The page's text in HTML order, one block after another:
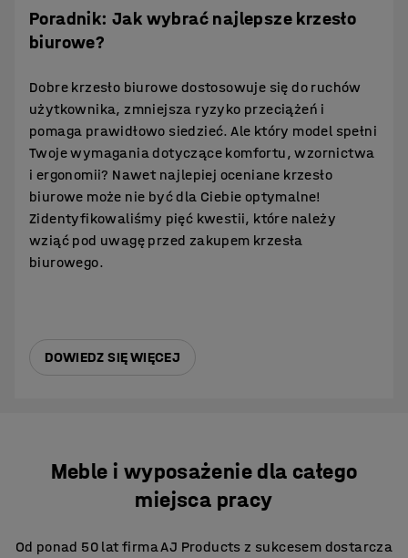
Poradnik: Jak wybrać najlepsze krzesło
biurowe?
Dobre krzesło biurowe dostosowuje się do ruchów
użytkownika, zmniejsza ryzyko przeciążeń i
pomaga prawidłowo siedzieć. Ale który model spełni
Twoje wymagania dotyczące komfortu, wzornictwa
i ergonomii? Nawet najlepiej oceniane krzesło
biurowe może nie być dla Ciebie optymalne!
Zidentyfikowaliśmy pięć kwestii, które należy
wziąć pod uwagę przed zakupem krzesła
biurowego.
DOWIEDZ SIĘ WIĘCEJ
Meble i wyposażenie dla całego
miejsca pracy
Od ponad 50 lat firma AJ Products z sukcesem dostarcza